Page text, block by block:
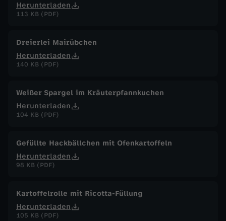
Herunterladen
113 KB (PDF)
Dreierlei Mairübchen
Herunterladen
140 KB (PDF)
Weißer Spargel im Kräuterpfannkuchen
Herunterladen
104 KB (PDF)
Gefüllte Hackbällchen mit Ofenkartoffeln
Herunterladen
98 KB (PDF)
Kartoffelrolle mit Ricotta-Füllung
Herunterladen
105 KB (PDF)